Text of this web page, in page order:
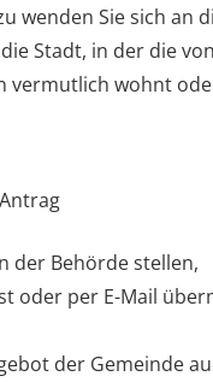
wenden Sie sich an
Stadt, in der die
vermutlich wohnt
der Behörde stellen,
oder per E-Mail
der Gemeinde